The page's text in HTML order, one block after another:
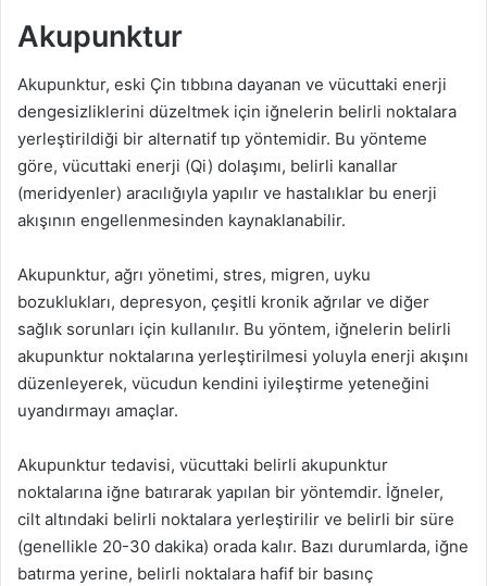
Akupunktur
Akupunktur, eski Çin tıbbına dayanan ve vücuttaki enerji
dengesizliklerini düzeltmek için iğnelerin belirli noktalara
yerleştirildiği bir alternatif tıp yöntemidir. Bu yönteme
göre, vücuttaki enerji (Qi) dolaşımı, belirli kanallar
(meridyenler) aracılığıyla yapılır ve hastalıklar bu enerji
akışının engellenmesinden kaynaklanabilir.
Akupunktur, ağrı yönetimi, stres, migren, uyku
bozuklukları, depresyon, çeşitli kronik ağrılar ve diğer
sağlık sorunları için kullanılır. Bu yöntem, iğnelerin belirli
akupunktur noktalarına yerleştirilmesi yoluyla enerji akışını
düzenleyerek, vücudun kendini iyileştirme yeteneğini
uyandırmayı amaçlar.
Akupunktur tedavisi, vücuttaki belirli akupunktur
noktalarına iğne batırarak yapılan bir yöntemdir. İğneler,
cilt altındaki belirli noktalara yerleştirilir ve belirli bir süre
(genellikle 20-30 dakika) orada kalır. Bazı durumlarda, iğne
batırma yerine, belirli noktalara hafif bir basınç